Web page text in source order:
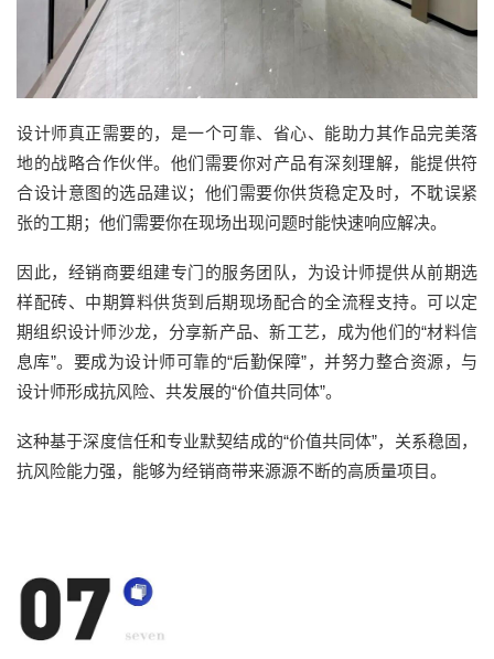
设计师真正需要的，是一个可靠、省心、能助力其作品完美落
地的战略合作伙伴。他们需要你对产品有深刻理解，能提供符
合设计意图的选品建议；他们需要你供货稳定及时，不耽误紧
张的工期；他们需要你在现场出现问题时能快速响应解决。
因此，经销商要组建专门的服务团队，为设计师提供从前期选
样配砖、中期算料供货到后期现场配合的全流程支持。可以定
期组织设计师沙龙，分享新产品、新工艺，成为他们的“材料信
息库”。要成为设计师可靠的“后勤保障”，并努力整合资源，与
设计师形成抗风险、共发展的“价值共同体”。
这种基于深度信任和专业默契结成的“价值共同体”，关系稳固，
抗风险能力强，能够为经销商带来源源不断的高质量项目。